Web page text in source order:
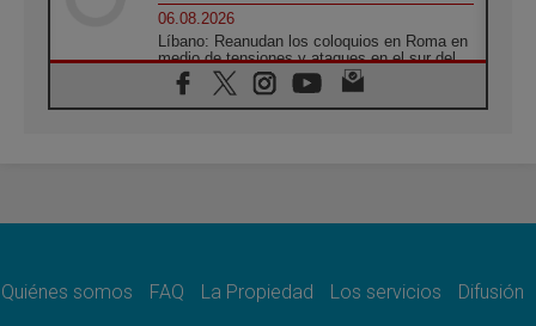
06.08.2026
Líbano: Reanudan los coloquios en Roma en
medio de tensiones y ataques en el sur del
país
06.08.2026
noticia para todo el Uruguay
Quiénes somos FAQ La Propiedad Los servicios
Difusión